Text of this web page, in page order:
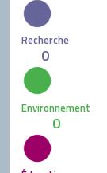
Recherche
0
Environnement
0